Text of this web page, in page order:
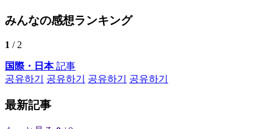
みんなの感想ランキング
1 / 2
国際・日本記事
공유하기
공유하기 공유하기 공유하기
最新記事